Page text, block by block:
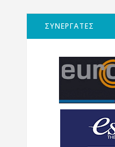
ΣΥΝΕΡΓΑΤΕΣ